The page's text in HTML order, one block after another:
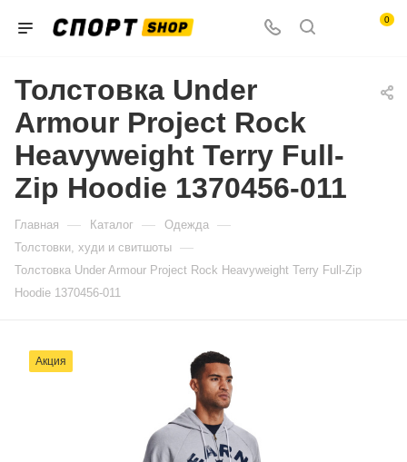
0
Толстовка Under
Armour Project Rock
Heavyweight Terry Full-
Zip Hoodie 1370456-011
Главная — Каталог — Одежда —
Толстовки, худи и свитшоты —
Толстовка Under Armour Project Rock Heavyweight Terry Full-Zip
Hoodie 1370456-011
Акция